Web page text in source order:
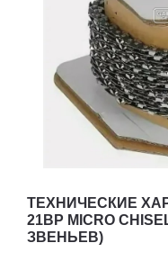
ТЕХНИЧЕСКИЕ
21BP MICRO
ЗВЕНЬЕВ)